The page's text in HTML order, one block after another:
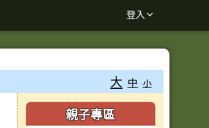
登入
大 中 小
右邊區域內容
親子專區